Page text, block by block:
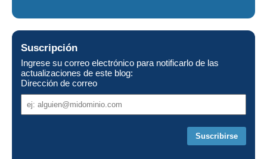
Suscripción
Ingrese su correo electrónico para notificarlo de las
actualizaciones de este blog:
Dirección de correo
de